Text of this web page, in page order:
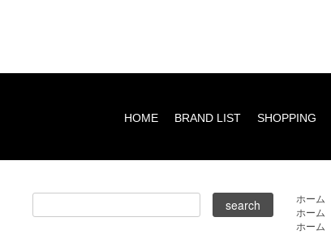
HOME BRAND LIST SHOPPING
ホーム
ホーム
ホーム